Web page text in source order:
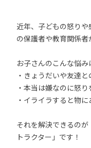
近年、子どもの怒り
の保護者や教育関係者
お子さんのこんな悩
・きょうだいや友達
・本当は嫌なのに怒
・イライラすると物
それを解決できるの
トラクター」です！